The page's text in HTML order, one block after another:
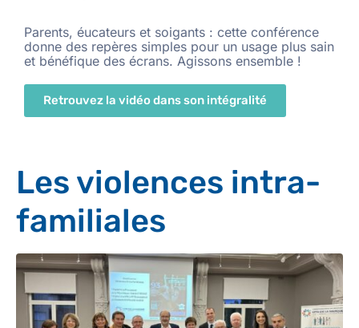
Parents, éucateurs et soigants : cette conférence
donne des repères simples pour un usage plus sain
et bénéfique des écrans. Agissons ensemble !
Retrouvez la vidéo dans son intégralité
Les violences intra-
familiales